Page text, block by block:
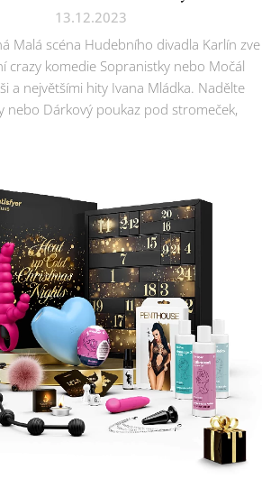
13.12.2023
Malá scéna Hudebního divadla Karlín zve
crazy komedie Sopranistky nebo Močál
a největšími hity Ivana Mládka. Nadělte
nebo Dárkový poukaz pod stromeček,